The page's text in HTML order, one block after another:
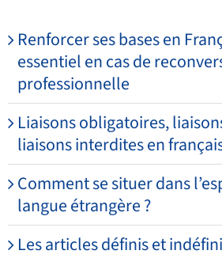
Renforcer ses bases en
essentiel en cas de
professionnelle
Liaisons obligatoires,
liaisons interdites en
Comment se situer dans
langue étrangère ?
Les articles définis et